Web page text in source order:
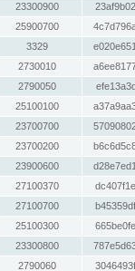
23300900
25900700
3329
2730010
2790050
25100100
23700700
23700200
23900600
27100370
27100700
25100300
23300800
2790060